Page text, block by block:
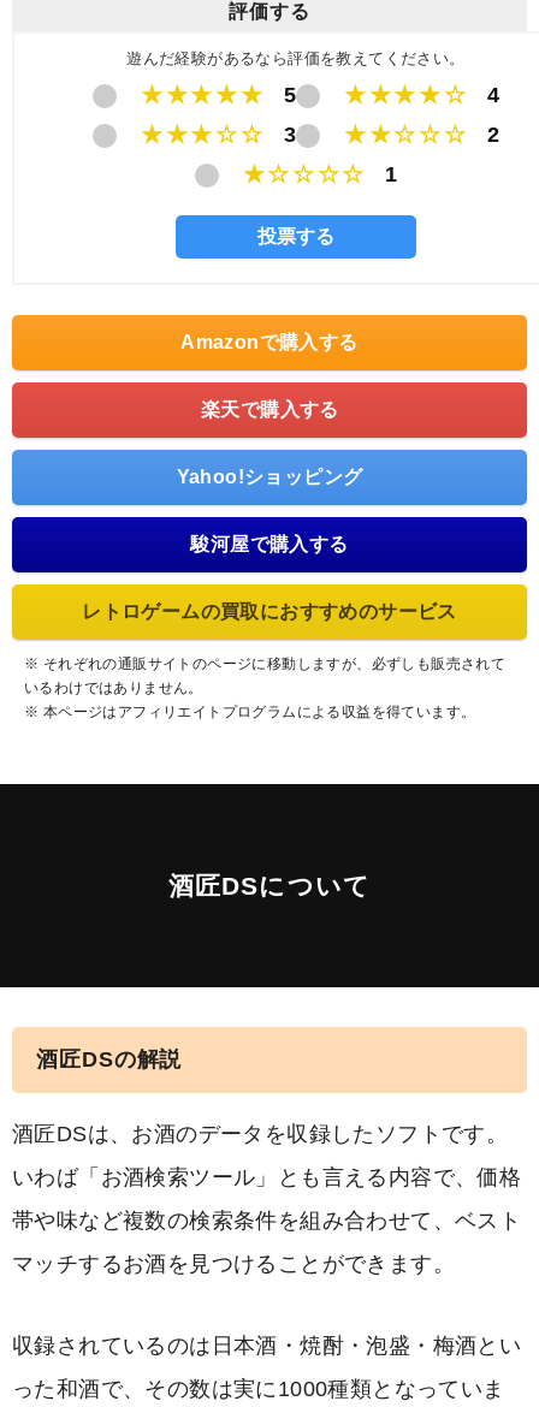
評価する
遊んだ経験があるなら評価を教えてください。
★★★★★ 5 ★★★★☆
4
★★★☆☆
3 ★★☆☆☆
2
★☆☆☆☆
1
Amazonで購入する
楽天で購入する
Yahoo!ショッピング
駿河屋で購入する
レトロゲームの買取におすすめのサービス
※ それぞれの通販サイトのページに移動しますが、必ずしも販売されて
いるわけではありません。
※ 本ページはアフィリエイトプログラムによる収益を得ています。
酒匠DSについて
酒匠DSの解説
酒匠DSは、お酒のデータを収録したソフトです。
いわば「お酒検索ツール」とも言える内容で、価格
帯や味など複数の検索条件を組み合わせて、ベスト
マッチするお酒を見つけることができます。
収録されているのは日本酒・焼酎・泡盛・梅酒とい
った和酒で、その数は実に1000種類となっていま